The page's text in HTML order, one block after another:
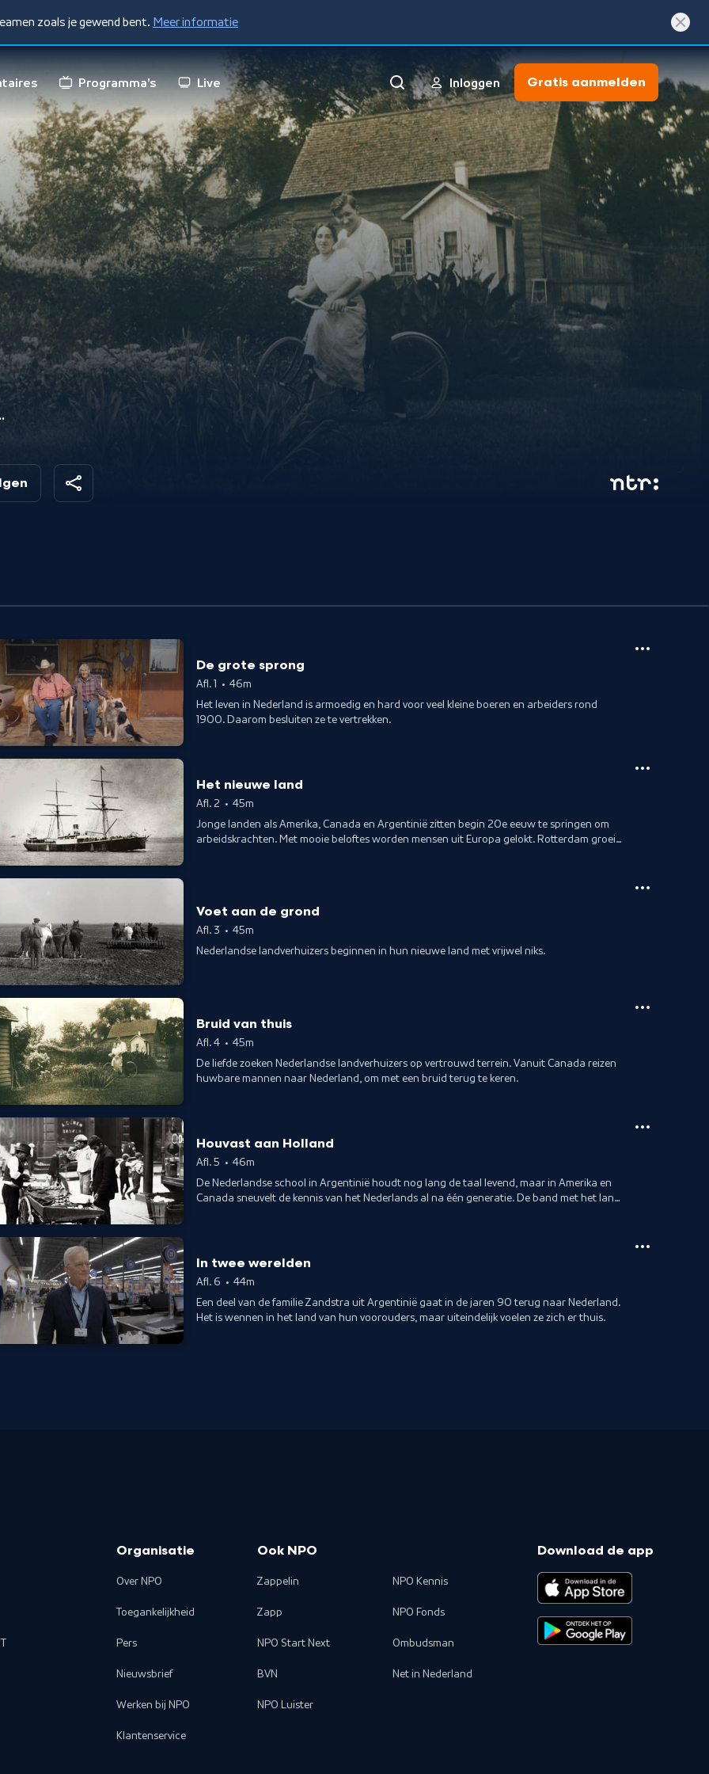
zoals je gewend bent. Meer informatie
Programma's Live Inloggen Gratis aanmelden
De grote sprong
Afl. 1 • 46m
Het leven in Nederland is armoedig en hard voor veel kleine boeren en arbeiders rond
1900. Daarom besluiten ze te vertrekken.
Het nieuwe land
Afl. 2 • 45m
Jonge landen als Amerika, Canada en Argentinië zitten begin 20e eeuw te springen om
arbeidskrachten. Met mooie beloftes worden mensen uit Europa gelokt. Rotterdam groeit
Voet aan de grond
Afl. 3 • 45m
Nederlandse landverhuizers beginnen in hun nieuwe land met vrijwel niks.
Bruid van thuis
Afl. 4 • 45m
De liefde zoeken Nederlandse landverhuizers op vertrouwd terrein. Vanuit Canada reizen
huwbare mannen naar Nederland, om met een bruid terug te keren.
Houvast aan Holland
Afl. 5 • 46m
De Nederlandse school in Argentinië houdt nog lang de taal levend, maar in Amerika en
Canada sneuvelt de kennis van het Nederlands al na één generatie. De band met het land
In twee werelden
Afl. 6 • 44m
Een deel van de familie Zandstra uit Argentinië gaat in de jaren 90 terug naar Nederland.
Het is wennen in het land van hun voorouders, maar uiteindelijk voelen ze zich er thuis.
Organisatie
Over NPO
Toegankelijkheid
Pers
Nieuwsbrief
Werken bij NPO
Klantenservice
Ook NPO
Zappelin
Zapp
NPO Start Next
BVN
NPO Luister
NPO Kennis
NPO Fonds
Ombudsman
Net in Nederland
Download de app